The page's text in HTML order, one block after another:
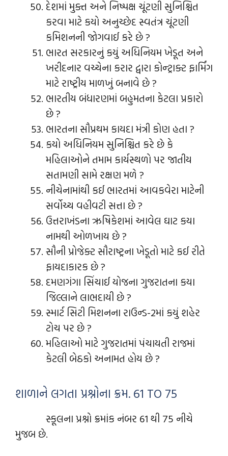
દેશમાં મુક્ત અને નિષ્પક્ષ ચૂંટણી સુનિશ્ચિત
કરવા માટે કયો અનુચ્છેદ સ્વતંત્ર ચૂંટણી
કમિશનની જોગવાઈ કરે છે ?
ભારત સરકારનું કયું અધિનિયમ ખેડૂત અને
ખરીદનાર વચ્ચેના કરાર દ્વારા કોન્ટ્રાક્ટ ફાર્મિંગ
માટે રાષ્ટ્રીય માળખું બનાવે છે ?
ભારતીય બંધારણમાં બહુમતના કેટલા પ્રકારો
છે ?
ભારતના સૌપ્રથમ કાયદા મંત્રી કોણ હતા ?
કયો અધિનિયમ સુનિશ્ચિત કરે છે કે
મહિલાઓને તમામ કાર્યસ્થળો પર જાતીય
સતામણી સામે રક્ષણ મળે ?
નીચેનામાંથી કઈ ભારતમાં આવકવેરા માટેની
સર્વોચ્ચ વહીવટી સત્તા છે ?
ઉત્તરાખંડના ઋષિકેશમાં આવેલ ઘાટ કયા
નામથી ઓળખાય છે ?
સૌની પ્રોજેક્ટ સૌરાષ્ટ્રના ખેડૂતો માટે કઈ રીતે
ફાયદાકારક છે ?
દમણગંગા સિંચાઈ યોજના ગુજરાતના કયા
જિલ્લાને લાભદાયી છે ?
સ્માર્ટ સિટી મિશનના રાઉન્ડ-2માં કયું શહેર
ટોચ પર છે ?
મહિલાઓ માટે ગુજરાતમાં પંચાયતી રાજમાં
કેટલી બેઠકો અનામત હોય છે ?
શાળાને લગતા પ્રશ્નોના ક્રમ. 61 TO 75
સ્કૂલના પ્રશ્નો ક્રમાંક નંબર 61 થી 75 નીચે
મુજબ છે.